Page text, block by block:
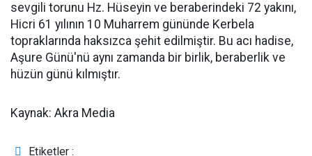
sevgili torunu Hz. Hüseyin ve beraberindeki 72 yakını,
Hicri 61 yılının 10 Muharrem gününde Kerbela
topraklarında haksızca şehit edilmiştir. Bu acı hadise,
Aşure Günü'nü aynı zamanda bir birlik, beraberlik ve
hüzün günü kılmıştır.
Kaynak: Akra Media
Etiketler :